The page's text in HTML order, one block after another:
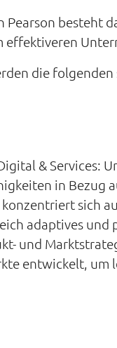
Pearson besteht
effektiveren
die
& Services:
in
konzentriert sich
adaptives
und
entwickelt,